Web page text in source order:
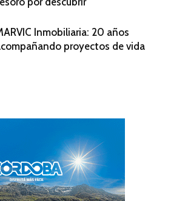
Inmobiliaria: 20 años
proyectos de vida